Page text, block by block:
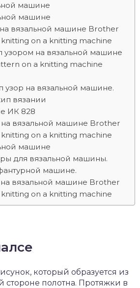
машине
машине
вязальной машине Brother
knitting on a knitting machine
узором на вязальной машине
on a knitting machine
узор на вязальной машине.
вязании
ИК 828
вязальной машине Brother
knitting on a knitting machine
машине
для вязальной машины.
машине.
вязальной машине Brother
knitting on a knitting machine
который образуется из
стороне полотна. Протяжки в